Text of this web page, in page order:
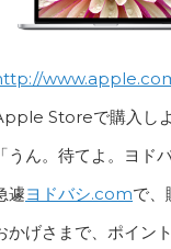
Storeで購入しよ
「うん。待てよ。ヨド
遽ヨドバシ.comで、
かげさまで、ポイン